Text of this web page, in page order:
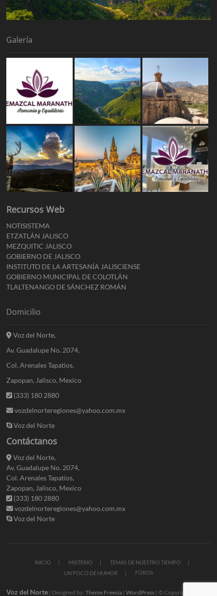
Galería
Recursos Web
NOTISISTEMA
ETZATLÁN JALISCO
MEZQUITIC JALISCO
GOBIERNO DE JALISCO
INSTITUTO DE LA ARTESANÍA JALISCIENSE
GOBIERNO MUNICIPAL DE COLOTLÁN
TLALTENANGO DE SÁNCHEZ ROMÁN
Domicilio
Voz del Norte,
Av. Guadalupe No. 2074,
Col. Arenales Tapatios,
Zapopan, Jalisco, Mexico
(333) 180 2880
vozdelnorteregiones@yahoo.com.mx
Voz del Norte
Contáctanos
Voz del Norte,
Av. Guadalupe No. 2074,
Col. Arenales Tapatios,
Zapopan, Jalisco, Mexico
(333) 180 2880
vozdelnorteregiones@yahoo.com.mx
Voz del Norte
INICIO MISTERIO
TEMAS DE NUESTRO TIEMPO
UN POCO DE HUMOR
FOROS
Voz del Norte | Designed by:Theme Freesia |WordPress | © Copyright All